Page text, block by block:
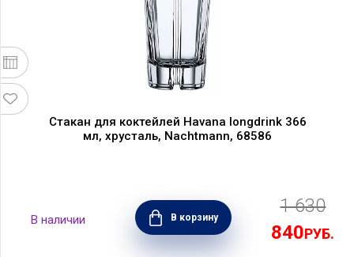
Стакан для коктейлей Havana longdrink 366
мл, хрусталь, Nachtmann, 68586
В корзину
1 630
840РУБ.